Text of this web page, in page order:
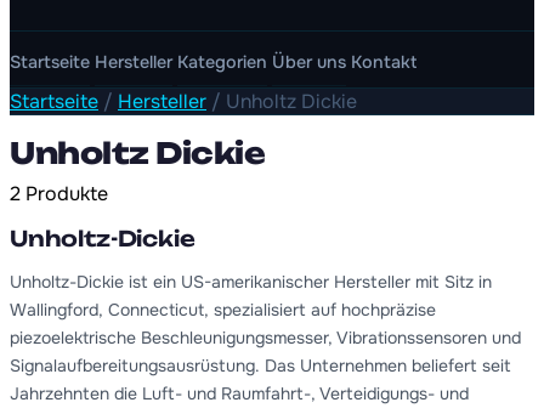
Startseite Hersteller Kategorien Über uns Kontakt
Startseite / Hersteller / Unholtz Dickie
Unholtz Dickie
2 Produkte
Unholtz-Dickie
Unholtz-Dickie ist ein US-amerikanischer Hersteller mit Sitz in
Wallingford, Connecticut, spezialisiert auf hochpräzise
piezoelektrische Beschleunigungsmesser, Vibrationssensoren und
Signalaufbereitungsausrüstung. Das Unternehmen beliefert seit
Jahrzehnten die Luft- und Raumfahrt-, Verteidigungs- und